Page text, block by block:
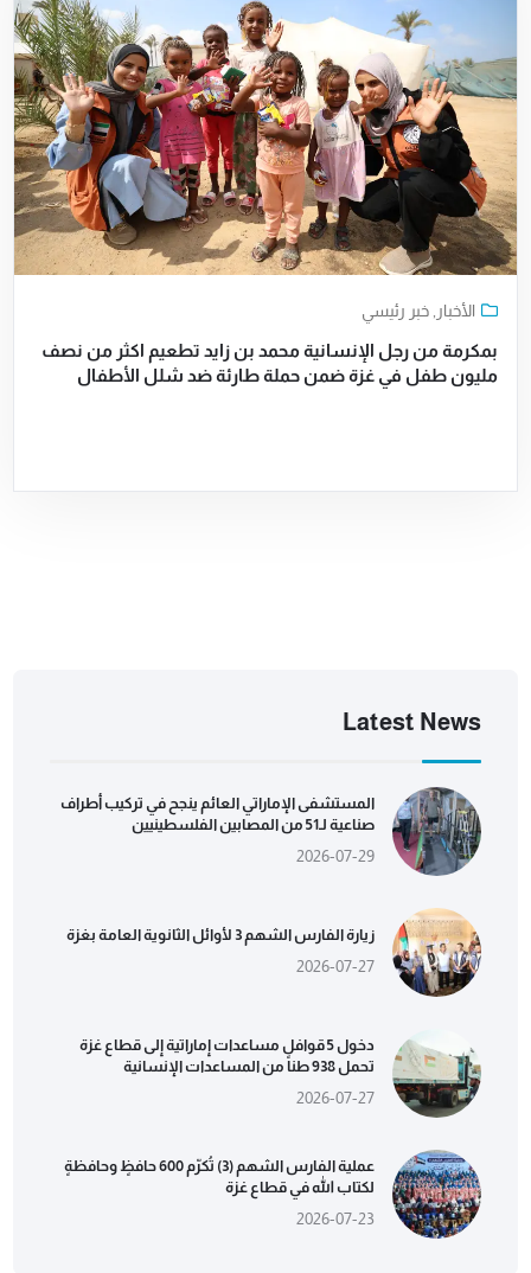
الأخبار ,خبر رئيسي
بمكرمة من رجل الإنسانية محمد بن زايد تطعيم اكثر من نصف
مليون طفل في غزة ضمن حملة طارئة ضد شلل الأطفال
Latest News
المستشفى الإماراتي العائم ينجح في تركيب أطراف
صناعية لـ51 من المصابين الفلسطينيين
2026-07-29
زيارة الفارس الشهم 3 لأوائل الثانوية العامة بغزة
2026-07-27
دخول 5 قوافل مساعدات إماراتية إلى قطاع غزة
تحمل 938 طناً من المساعدات الإنسانية
2026-07-27
عملية الفارس الشهم (3) تُكرّم 600 حافظٍ وحافظةٍ
لكتاب الله في قطاع غزة
2026-07-23